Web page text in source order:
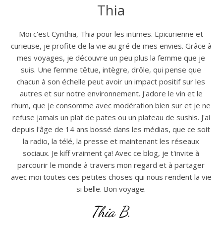
Thia
Moi c'est Cynthia, Thia pour les intimes. Epicurienne et
curieuse, je profite de la vie au gré de mes envies. Grâce à
mes voyages, je découvre un peu plus la femme que je
suis. Une femme têtue, intègre, drôle, qui pense que
chacun à son échelle peut avoir un impact positif sur les
autres et sur notre environnement. J'adore le vin et le
rhum, que je consomme avec modération bien sur et je ne
refuse jamais un plat de pates ou un plateau de sushis. J'ai
depuis l'âge de 14 ans bossé dans les médias, que ce soit
la radio, la télé, la presse et maintenant les réseaux
sociaux. Je kiff vraiment ça! Avec ce blog, je t'invite à
parcourir le monde à travers mon regard et à partager
avec moi toutes ces petites choses qui nous rendent la vie
si belle. Bon voyage.
Thia B.